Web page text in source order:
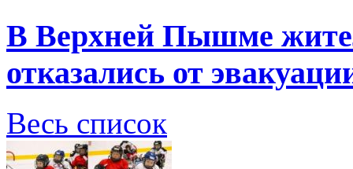
В Верхней Пышме
отказались от
Весь список